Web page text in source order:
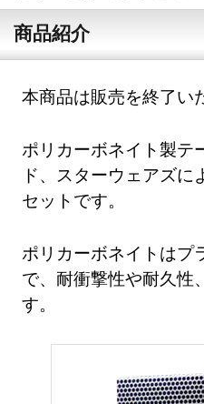
商品紹介
本商品は販売を終了い
ポリカーボネイト製テ
ド、スターウェアズ
セットです。
ポリカーボネイトはプ
で、耐衝撃性や耐久性
す。